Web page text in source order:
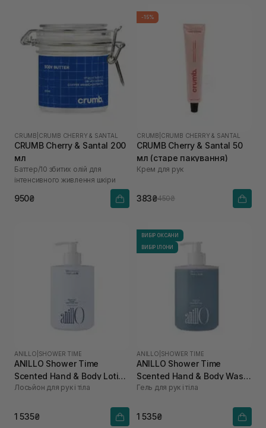
CRUMB CRUMB CHERRY & SANTAL
CRUMB Cherry & Santal 200
мл
Баттер/10 збитих олій для
інтенсивного живлення шкіри
950₴
-15%
CRUMB CRUMB CHERRY & SANTAL
CRUMB Cherry & Santal 50
мл (старе пакування)
Крем для рук
383₴450₴
ANILLO SHOWER TIME
ANILLO Shower Time
Scented Hand & Body Lotion
450 мл
Лосьйон для рук і тіла
1 535₴
ВИБІР ОКСАНИ
ВИБІР ІЛОНИ
ANILLO SHOWER TIME
ANILLO Shower Time
Scented Hand & Body Wash
450 мл
Гель для рук і тіла
1 535₴